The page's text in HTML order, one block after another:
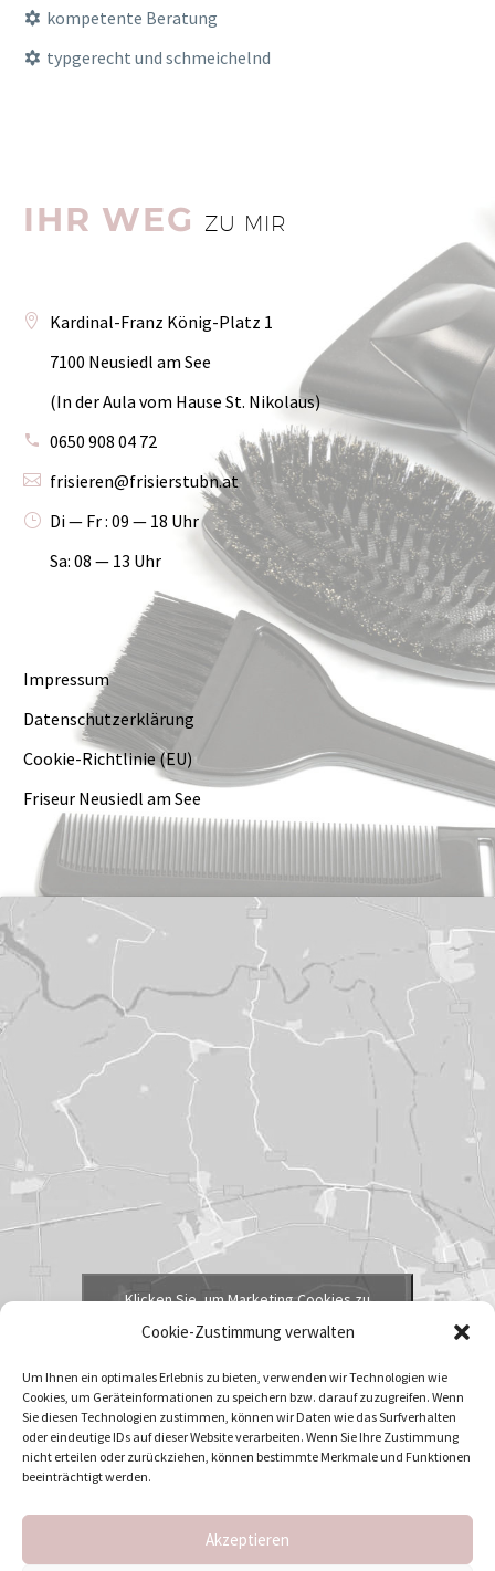
Cookie-Zustimmung verwalten
Um Ihnen ein optimales Erlebnis zu bieten, verwenden wir Technologien wie
Cookies, um Geräteinformationen zu speichern bzw. darauf zuzugreifen. Wenn
Sie diesen Technologien zustimmen, können wir Daten wie das Surfverhalten
oder eindeutige IDs auf dieser Website verarbeiten. Wenn Sie Ihre Zustimmung
nicht erteilen oder zurückziehen, können bestimmte Merkmale und Funktionen
beeinträchtigt werden.
Akzeptieren
kom­pe­ten­te Beratung
typ­ge­recht und schmeichelnd
IHR WEG ZU MIR
Kar­di­nal-Franz König-Platz 1
7100 Neu­siedl am See
(In der Aula vom Hau­se St. Nikolaus)
0650 908 04 72
frisieren@frisierstubn.at
Di — Fr : 09 — 18 Uhr
Sa: 08 — 13 Uhr
Impres­sum
Daten­schutz­er­klä­rung
Coo­kie-Richt­li­nie (EU)
Fri­seur Neu­siedl am See
Klicken Sie, um Marketing Cookies zu
akzeptieren und diesen Inhalt zu aktivieren